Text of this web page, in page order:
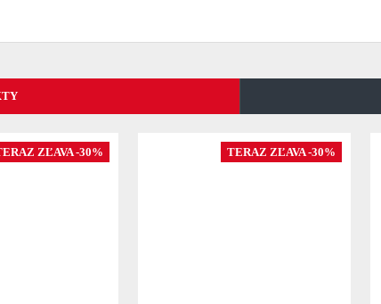
ZĽAVA -30% TERAZ ZĽAVA -30%